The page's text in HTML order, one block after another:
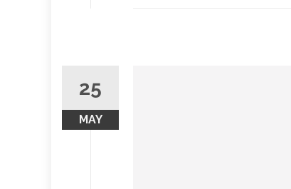
25
MAY